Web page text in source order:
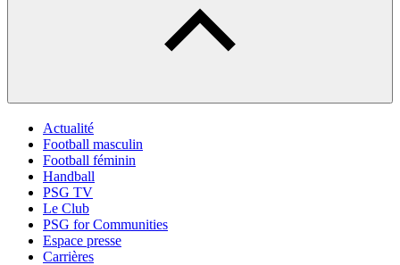
Actualité
Football masculin
Football féminin
Handball
PSG TV
Le Club
PSG for Communities
Espace presse
Carrières